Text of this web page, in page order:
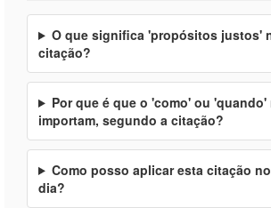
O que significa 'propósitos justos'
citação?
Por que é que o 'como' ou 'quando'
importam, segundo a citação?
Como posso aplicar esta citação
dia?